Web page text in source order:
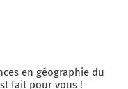
en géographie du
fait pour vous !